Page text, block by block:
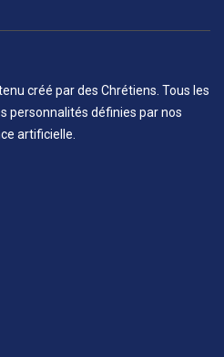
créé par des Chrétiens. Tous les
personnalités définies par nos
artificielle.